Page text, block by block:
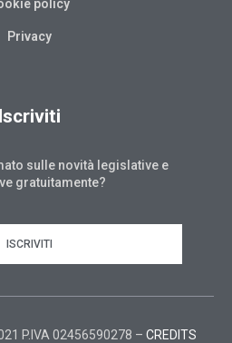
policy
Privacy
Iscriviti
sulle novità legislative e
gratuitamente?
ISCRIVITI
P.IVA 02456590278 – CREDITS